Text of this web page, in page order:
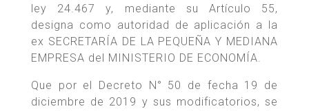
ley 24.467 y, mediante su Artículo 55,
designa como autoridad de aplicación a la
ex SECRETARÍA DE LA PEQUEÑA Y MEDIANA
EMPRESA del MINISTERIO DE ECONOMÍA.
Que por el Decreto N° 50 de fecha 19 de
diciembre de 2019 y sus modificatorios, se